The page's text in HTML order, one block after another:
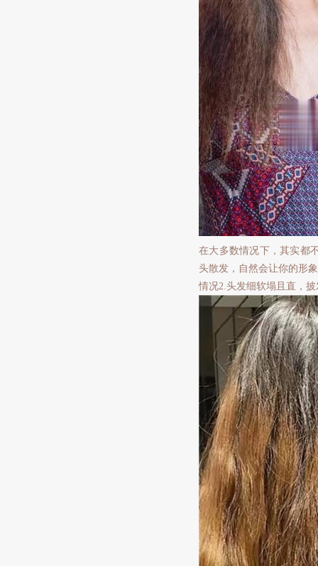
在大多数情况下，其实都
头散发，自然会让你的形
情况2.头发细软塌且直，